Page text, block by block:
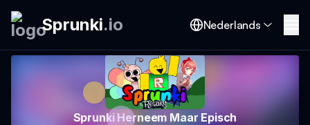
Sprunki.io Nederlands
Sprunki Herneem Maar Episch